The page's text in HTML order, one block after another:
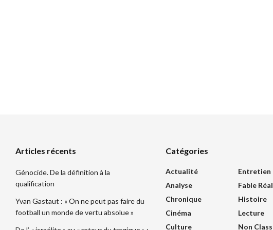
Articles récents
Génocide. De la définition à la
qualification
Yvan Gastaut : « On ne peut pas faire du
football un monde de vertu absolue »
Catégories
Actualité
Analyse
Chronique
Cinéma
Culture
Entretien
Fable
Histoire
Lecture
Non